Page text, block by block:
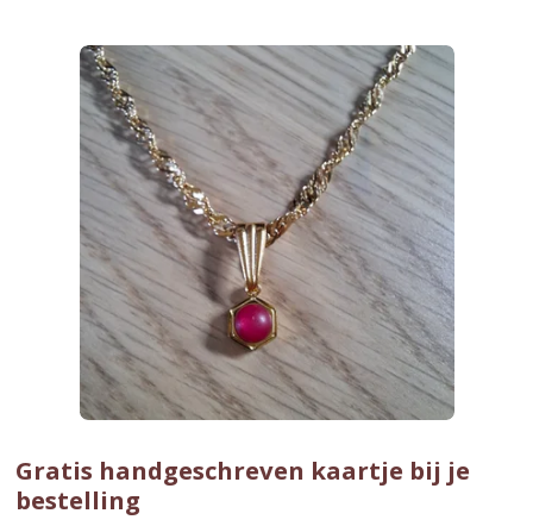
Gratis handgeschreven kaartje bij je
bestelling